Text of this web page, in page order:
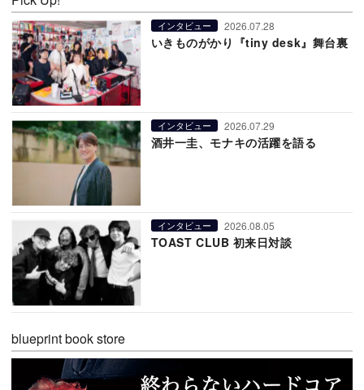
インタビュー 2026.07.28
いきものがかり『tiny desk』舞台裏
インタビュー 2026.07.29
酒井一圭、モナキの活躍を語る
インタビュー 2026.08.05
TOAST CLUB 初来日対談
blueprint book store